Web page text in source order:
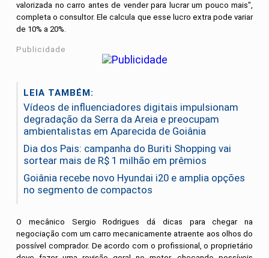
valorizada no carro antes de vender para lucrar um pouco mais",
completa o consultor. Ele calcula que esse lucro extra pode variar
de 10% a 20%.
Publicidade
LEIA TAMBÉM:
Vídeos de influenciadores digitais impulsionam
degradação da Serra da Areia e preocupam
ambientalistas em Aparecida de Goiânia
Dia dos Pais: campanha do Buriti Shopping vai
sortear mais de R$ 1 milhão em prêmios
Goiânia recebe novo Hyundai i20 e amplia opções
no segmento de compactos
O mecânico Sergio Rodrigues dá dicas para chegar na
negociação com um carro mecanicamente atraente aos olhos do
possível comprador. De acordo com o profissional, o proprietário